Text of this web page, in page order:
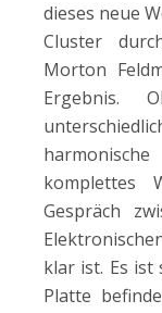
dieses neue
Cluster
Morton
Ergebnis.
komplettes
Gespräch
klar ist. Es ist
Platte